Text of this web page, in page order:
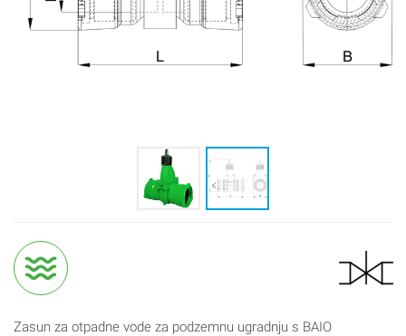
Zasun za otpadne vode za podzemnu ugradnju s BAIO